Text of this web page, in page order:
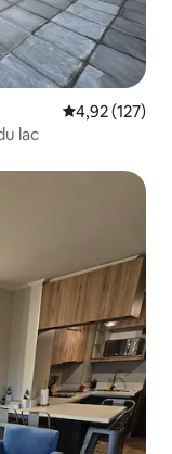
Évaluation
4,92 (127)
lac